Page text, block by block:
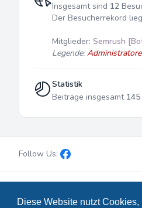
Diese Website nutzt
Insgesamt sind 12
Der Besucherrekord
Mitglieder: Semrush
Legende:
Statistik
Beiträge insgesamt 145
Follow Us:
Deutsche Übersetzung durch